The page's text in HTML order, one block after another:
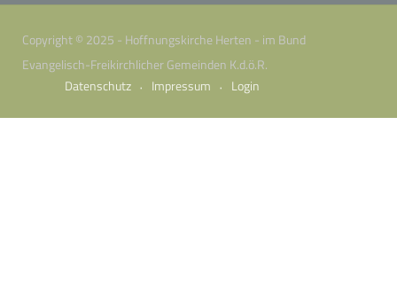
Copyright © 2025 - Hoffnungskirche Herten - im Bund
Evangelisch-Freikirchlicher Gemeinden K.d.ö.R.
Datenschutz
Impressum Login